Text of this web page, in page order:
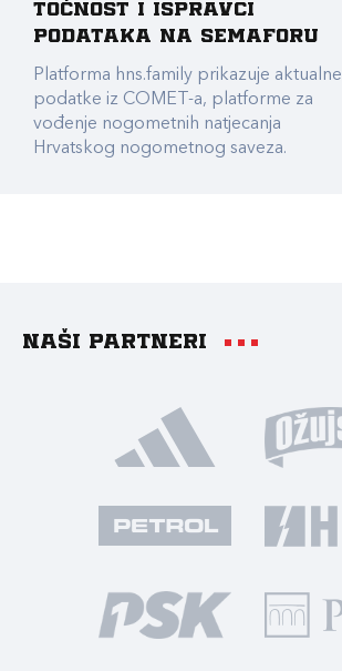
točnost i ispravci
podataka na Semaforu
Platforma hns.family prikazuje aktualne
podatke iz COMET-a, platforme za
vođenje nogometnih natjecanja
Hrvatskog nogometnog saveza.
Naši partneri